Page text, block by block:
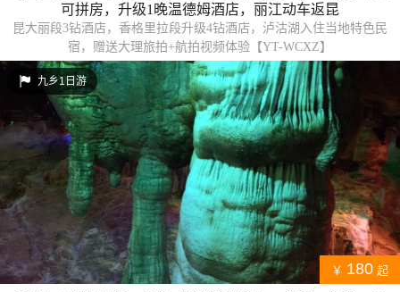
可拼房，升级1晚温德姆酒店，丽江动车返昆
昆大丽段3钻酒店，香格里拉段升级4钻酒店，泸沽湖入住当地特色民
宿，赠送大理旅拍+航拍视频体验【YT-WCXZ】
九乡1日游
￥ 180 起